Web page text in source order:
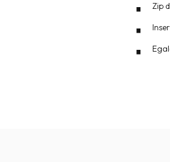
Zip